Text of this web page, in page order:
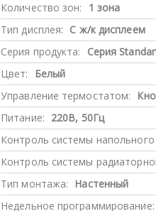
Количество зон:
1 зона
Тип дисплея: С ж/к дисплеем
Серия продукта:
Серия
Цвет:
Белый
Управление термостатом:
Питание: 220В, 50Гц
Контроль системы
Контроль системы
Тип монтажа:
Настенный
Недельное программирование: